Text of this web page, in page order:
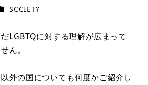
更新日
テゴリー
SOCIETY
LGBTQに対する理解が広まって
ん。
外の国についても何度かご紹介し